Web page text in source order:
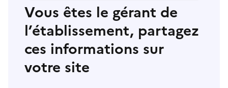
Vous êtes le gérant de
l’établissement, partagez
ces informations sur
votre site